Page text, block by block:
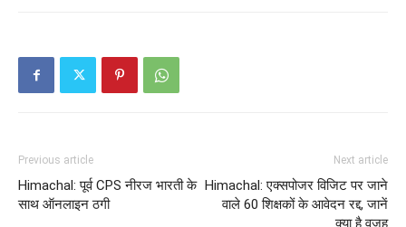
Previous article
Himachal: पूर्व CPS नीरज भारती के
साथ ऑनलाइन ठगी
Next article
Himachal: एक्सपोजर विजिट पर जाने
वाले 60 शिक्षकों के आवेदन रद्द, जानें
क्या है वजह